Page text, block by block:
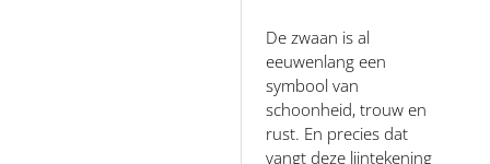
De zwaan is al
eeuwenlang een
symbool van
schoonheid, trouw en
rust. En precies dat
vangt deze lijntekening